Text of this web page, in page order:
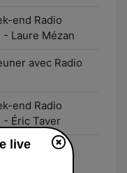
end Radio
- Laure Mézan
avec Radio
end Radio
- Éric Taver
end Radio
Margot
live